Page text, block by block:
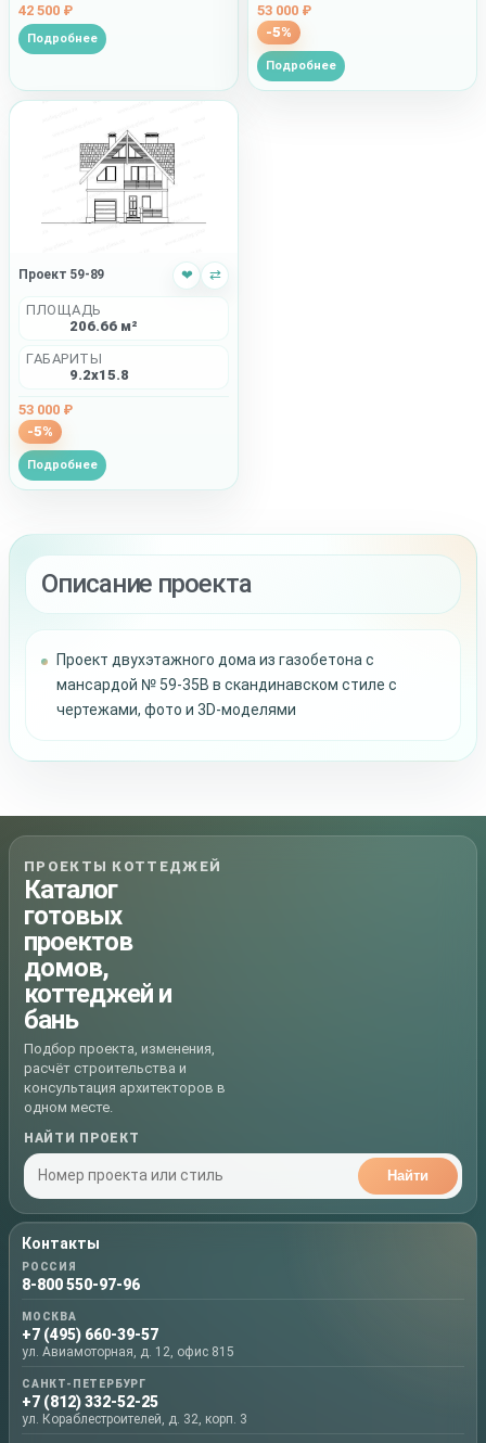
42 500 ₽
Подробнее
53 000 ₽
-5%
Подробнее
Проект 59-89 ❤ ⇄
ПЛОЩАДЬ
206.66 м²
ГАБАРИТЫ
9.2x15.8
53 000 ₽
-5%
Подробнее
Описание проекта
Проект двухэтажного дома из газобетона с
мансардой № 59-35B в скандинавском стиле с
чертежами, фото и 3D-моделями
ПРОЕКТЫ КОТТЕДЖЕЙ
Каталог
готовых
проектов
домов,
коттеджей и
бань
Подбор проекта, изменения,
расчёт строительства и
консультация архитекторов в
одном месте.
НАЙТИ ПРОЕКТ
Найти
Контакты
РОССИЯ
8-800 550-97-96
МОСКВА
+7 (495) 660-39-57
ул. Авиамоторная, д. 12, офис 815
САНКТ-ПЕТЕРБУРГ
+7 (812) 332-52-25
ул. Кораблестроителей, д. 32, корп. 3